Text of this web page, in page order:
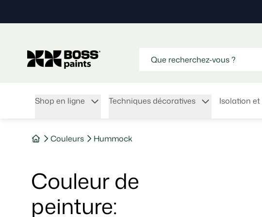
Shop en ligne Techniques décoratives Isolation
Couleurs Hummock
Couleur de
peinture: